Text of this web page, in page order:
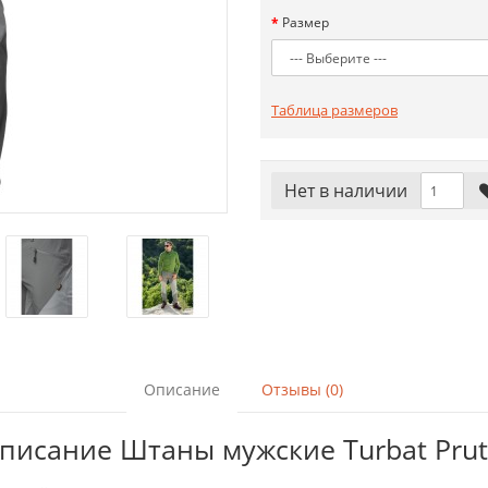
Размер
Таблица размеров
Нет в наличии
Описание Отзывы (0)
Штаны мужские Turbat